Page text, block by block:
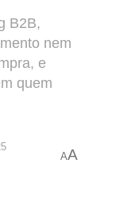
B2B,
nem
e
quem
AA